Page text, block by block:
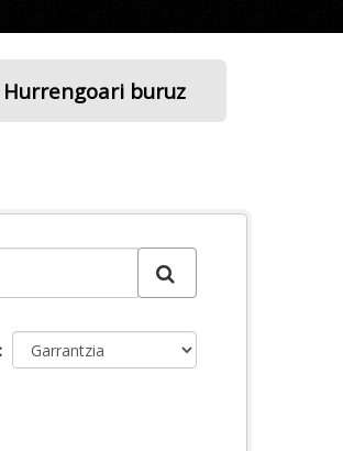
Hurrengoari buruz